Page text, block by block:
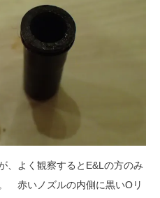
、よく観察するとE&Lの方のみ
赤いノズルの内側に黒いOリ